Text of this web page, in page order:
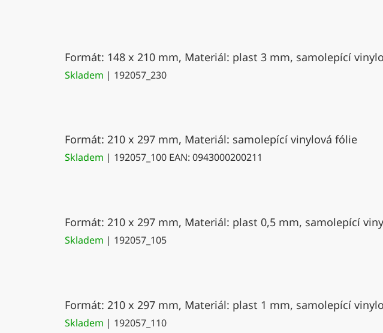
Formát: 148 x 210 mm, Materiál: plast 3 mm, samolepící
Skladem | 192057_230
Formát: 210 x 297 mm, Materiál: samolepící vinylová fólie
Skladem | 192057_100 EAN: 0943000200211
Formát: 210 x 297 mm, Materiál: plast 0,5 mm, samolepící
Skladem | 192057_105
Formát: 210 x 297 mm, Materiál: plast 1 mm, samolepící
Skladem | 192057_110